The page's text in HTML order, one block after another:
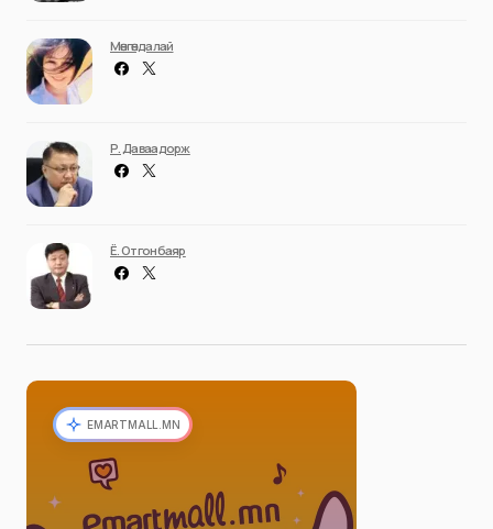
Мөнгөндалай
Р. Даваадорж
Ё. Отгонбаяр
EMARTMALL.MN